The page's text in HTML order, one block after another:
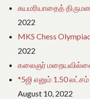
சுயமரியாதைத்
2022
MKS Chess
2022
கலைஞர்
*5ஜி எனும் 1.50
August 10, 2022